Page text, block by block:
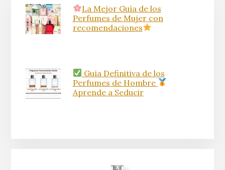
La Mejor Guía de los
Perfumes de Mujer con
recomendaciones
Guía Definitiva de los
Perfumes de Hombre
Aprende a Seducir